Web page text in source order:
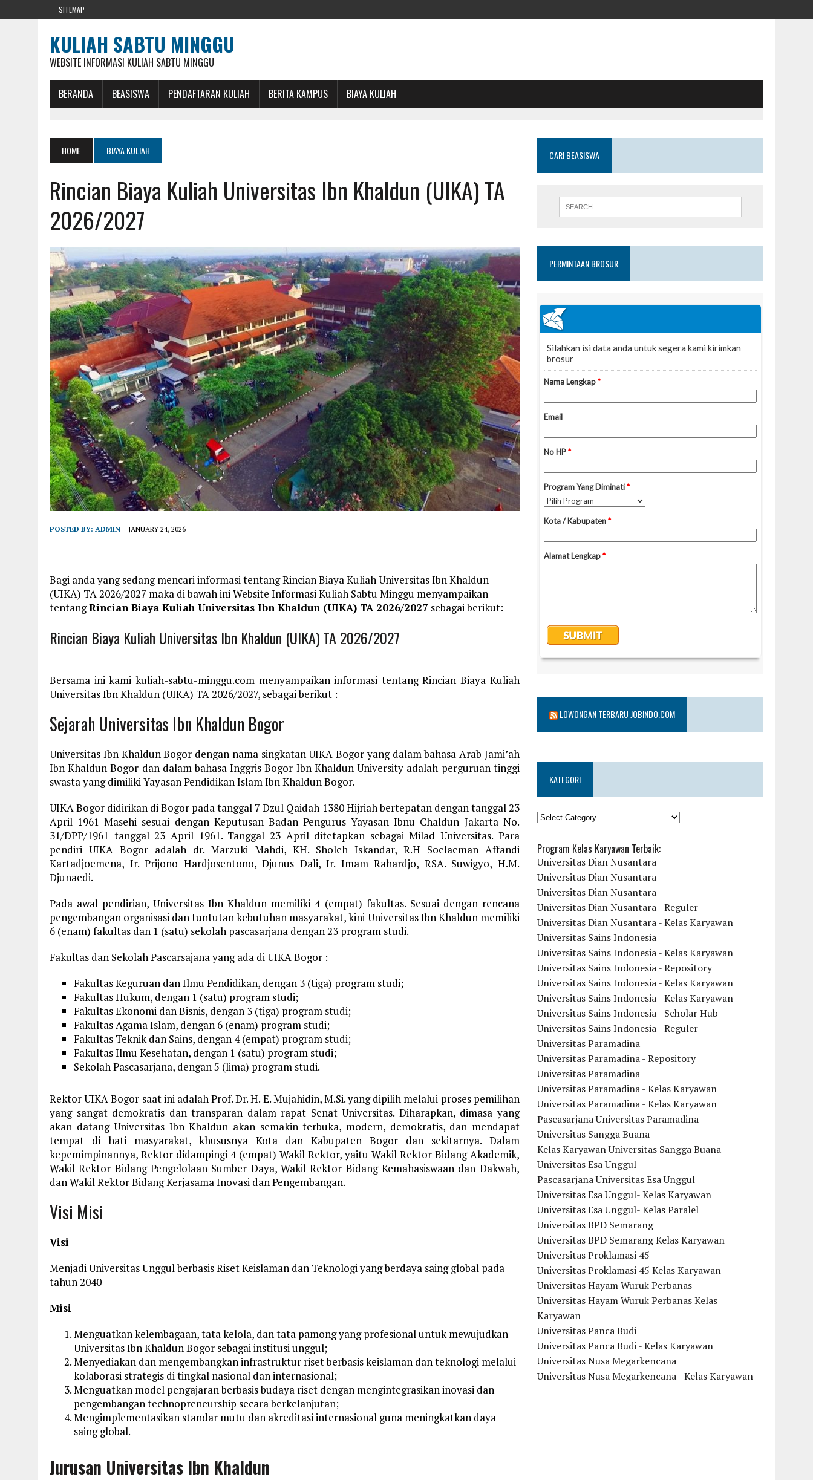
SITEMAP
KULIAH SABTU MINGGU
WEBSITE INFORMASI KULIAH SABTU MINGGU
BERANDA BEASISWA PENDAFTARAN KULIAH BERITA KAMPUS BIAYA KULIAH
HOME BIAYA KULIAH
Rincian Biaya Kuliah Universitas Ibn Khaldun (UIKA) TA
2026/2027
POSTED BY: ADMIN JANUARY 24, 2026
Bagi anda yang sedang mencari informasi tentang Rincian Biaya Kuliah Universitas Ibn Khaldun
(UIKA) TA 2026/2027 maka di bawah ini Website Informasi Kuliah Sabtu Minggu menyampaikan
tentangRincian Biaya Kuliah Universitas Ibn Khaldun (UIKA) TA 2026/2027 sebagai berikut:
Rincian Biaya Kuliah Universitas Ibn Khaldun (UIKA) TA 2026/2027
Bersama ini kami kuliah-sabtu-minggu.com menyampaikan informasi tentang Rincian Biaya Kuliah
Universitas Ibn Khaldun (UIKA) TA 2026/2027, sebagai berikut :
Sejarah Universitas Ibn Khaldun Bogor
Universitas Ibn Khaldun Bogor dengan nama singkatan UIKA Bogor yang dalam bahasa Arab Jami’ah
Ibn Khaldun Bogor dan dalam bahasa Inggris Bogor Ibn Khaldun University adalah perguruan tinggi
swasta yang dimiliki Yayasan Pendidikan Islam Ibn Khaldun Bogor.
UIKA Bogor didirikan di Bogor pada tanggal 7 Dzul Qaidah 1380 Hijriah bertepatan dengan tanggal 23
April 1961 Masehi sesuai dengan Keputusan Badan Pengurus Yayasan Ibnu Chaldun Jakarta No.
31/DPP/1961 tanggal 23 April 1961. Tanggal 23 April ditetapkan sebagai Milad Universitas. Para
pendiri UIKA Bogor adalah dr. Marzuki Mahdi, KH. Sholeh Iskandar, R.H Soelaeman Affandi
Kartadjoemena, Ir. Prijono Hardjosentono, Djunus Dali, Ir. Imam Rahardjo, RSA. Suwigyo, H.M.
Djunaedi.
Pada awal pendirian, Universitas Ibn Khaldun memiliki 4 (empat) fakultas. Sesuai dengan rencana
pengembangan organisasi dan tuntutan kebutuhan masyarakat, kini Universitas Ibn Khaldun memiliki
6 (enam) fakultas dan 1 (satu) sekolah pascasarjana dengan 23 program studi.
Fakultas dan Sekolah Pascarsajana yang ada di UIKA Bogor :
Fakultas Keguruan dan Ilmu Pendidikan, dengan 3 (tiga) program studi;
Fakultas Hukum, dengan 1 (satu) program studi;
Fakultas Ekonomi dan Bisnis, dengan 3 (tiga) program studi;
Fakultas Agama Islam, dengan 6 (enam) program studi;
Fakultas Teknik dan Sains, dengan 4 (empat) program studi;
Fakultas Ilmu Kesehatan, dengan 1 (satu) program studi;
Sekolah Pascasarjana, dengan 5 (lima) program studi.
Rektor UIKA Bogor saat ini adalah Prof. Dr. H. E. Mujahidin, M.Si. yang dipilih melalui proses pemilihan
yang sangat demokratis dan transparan dalam rapat Senat Universitas. Diharapkan, dimasa yang
akan datang Universitas Ibn Khaldun akan semakin terbuka, modern, demokratis, dan mendapat
tempat di hati masyarakat, khususnya Kota dan Kabupaten Bogor dan sekitarnya. Dalam
kepemimpinannya, Rektor didampingi 4 (empat) Wakil Rektor, yaitu Wakil Rektor Bidang Akademik,
Wakil Rektor Bidang Pengelolaan Sumber Daya, Wakil Rektor Bidang Kemahasiswaan dan Dakwah,
dan Wakil Rektor Bidang Kerjasama Inovasi dan Pengembangan.
Visi Misi
Visi
Menjadi Universitas Unggul berbasis Riset Keislaman dan Teknologi yang berdaya saing global pada
tahun 2040
Misi
Menguatkan kelembagaan, tata kelola, dan tata pamong yang profesional untuk mewujudkan
Universitas Ibn Khaldun Bogor sebagai institusi unggul;
Menyediakan dan mengembangkan infrastruktur riset berbasis keislaman dan teknologi melalui
kolaborasi strategis di tingkal nasional dan internasional;
Menguatkan model pengajaran berbasis budaya riset dengan mengintegrasikan inovasi dan
pengembangan technopreneurship secara berkelanjutan;
Mengimplementasikan standar mutu dan akreditasi internasional guna meningkatkan daya
saing global.
Jurusan Universitas Ibn Khaldun
CARI BEASISWA
PERMINTAAN BROSUR
LOWONGAN TERBARU JOBINDO.COM
KATEGORI
KATEGORI
Program Kelas Karyawan Terbaik:
Universitas Dian Nusantara
Universitas Dian Nusantara
Universitas Dian Nusantara
Universitas Dian Nusantara - Reguler
Universitas Dian Nusantara - Kelas Karyawan
Universitas Sains Indonesia
Universitas Sains Indonesia - Kelas Karyawan
Universitas Sains Indonesia - Repository
Universitas Sains Indonesia - Kelas Karyawan
Universitas Sains Indonesia - Kelas Karyawan
Universitas Sains Indonesia - Scholar Hub
Universitas Sains Indonesia - Reguler
Universitas Paramadina
Universitas Paramadina - Repository
Universitas Paramadina
Universitas Paramadina - Kelas Karyawan
Universitas Paramadina - Kelas Karyawan
Pascasarjana Universitas Paramadina
Universitas Sangga Buana
Kelas Karyawan Universitas Sangga Buana
Universitas Esa Unggul
Pascasarjana Universitas Esa Unggul
Universitas Esa Unggul- Kelas Karyawan
Universitas Esa Unggul- Kelas Paralel
Universitas BPD Semarang
Universitas BPD Semarang Kelas Karyawan
Universitas Proklamasi 45
Universitas Proklamasi 45 Kelas Karyawan
Universitas Hayam Wuruk Perbanas
Universitas Hayam Wuruk Perbanas Kelas
Karyawan
Universitas Panca Budi
Universitas Panca Budi - Kelas Karyawan
Universitas Nusa Megarkencana
Universitas Nusa Megarkencana - Kelas Karyawan